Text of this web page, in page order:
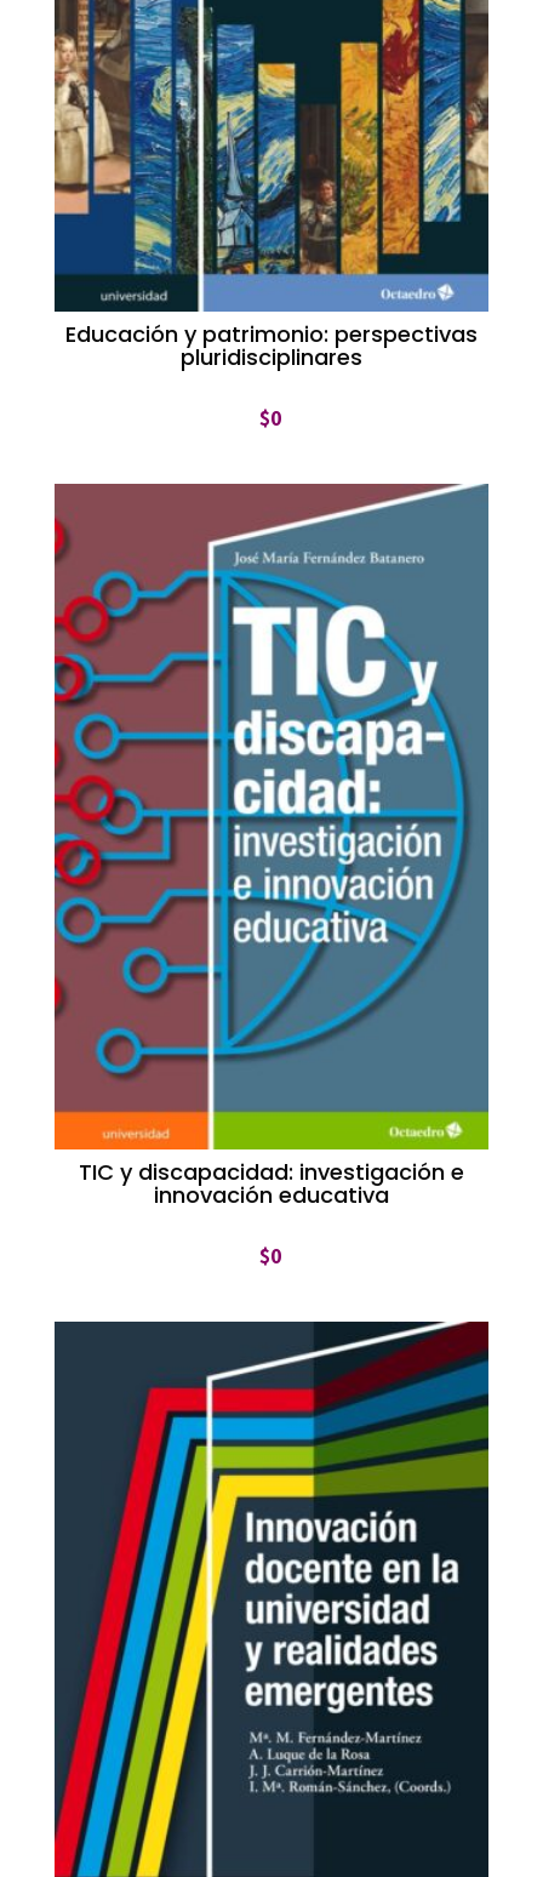
Educación y patrimonio: perspectivas
pluridisciplinares
$0
TIC y discapacidad: investigación e
innovación educativa
$0